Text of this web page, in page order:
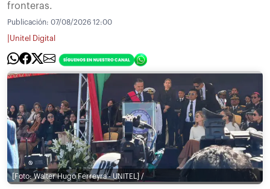
fronteras.
Publicación: 07/08/2026 12:00
Unitel Digital
[Foto: Walter Hugo Ferreyra - UNITEL] /